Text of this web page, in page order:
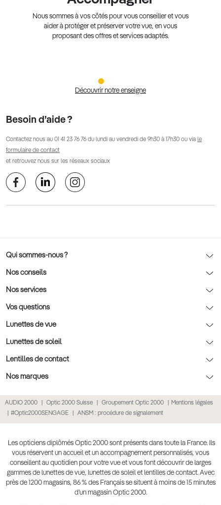
Nous sommes à vos côtés pour vous conseiller et vous
aider à protéger et préserver votre vue, en vous
proposant des offres et services adaptés.
Découvrir notre enseigne
Besoin d’aide ?
Contactez nous au 01 41 23 76 76 du lundi au vendredi de 9h30 à 17h30 ou via le
formulaire de contact
et retrouvez nous sur les réseaux sociaux
Qui sommes-nous ?
Notre charte déontologique
AFNOR Certification
Rendez-vous prévision
Nos conseils
Nos conseils lunettes
Nos conseils lentilles
Nos conseils enfants
Nos conseils santé visuelle
Tout savoir sur nos verres
Nos services
Optic 2000 à domicile
Le contrôle de la vue chez votre opticien
L'entretien de votre équipement
La prise de rendez-vous en ligne
Point expert basse vision
Click & collect : Livraison gratuite en magasin
Vos questions
Politique cookies
Conditions générales de vente
Politique de confidentialité des données
Retours et remboursements
Lunettes de vue
Lunettes de vue
Lunettes de vue homme
Lunettes de vue femme
Lunettes de vue Gucci
Lunettes de vue Chloé
Lunettes de vue Burberry
Lunettes de vue à partir de 30€
Lunettes de soleil
Lunettes de soleil
Lunettes de soleil homme
Lunettes de soleil enfant
Lunettes de soleil pas chères
Lunettes de soleil Ray-Ban
Lunettes de soleil Prada
Lunettes de soleil Gucci
Lentilles de contact
Lentilles de contact
Lentilles de couleur
Lentille de nuit
Lentilles mensuelles ou bimensuelles
Nos marques
Lunettes Prada
Lunettes Guess
Lunettes Chloé
Lunettes Versace
AUDIO 2000 Optic 2000 Suisse Groupement Optic 2000
Mentions légales
#Optic2000SENGAGE
ANSM : procédure de signalement
Les opticiens diplômés Optic 2000 sont présents dans toute la France. Ils
vous réservent un accueil et un accompagnement personnalisés, vous
conseillent au quotidien pour votre vue et vous font découvrir de larges
gammes de lunettes de vue, lunettes de soleil et lentilles de contact. Avec
près de 1200 magasins, 86 % des Français se situent à moins de 15 minutes
d’un magasin Optic 2000.